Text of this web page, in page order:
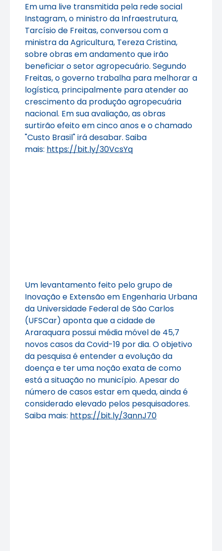
Em uma live transmitida pela rede social
Instagram, o ministro da Infraestrutura,
Tarcísio de Freitas, conversou com a
ministra da Agricultura, Tereza Cristina,
sobre obras em andamento que irão
beneficiar o setor agropecuário. Segundo
Freitas, o governo trabalha para melhorar a
logística, principalmente para atender ao
crescimento da produção agropecuária
nacional. Em sua avaliação, as obras
surtirão efeito em cinco anos e o chamado
"Custo Brasil" irá desabar. Saiba
mais: https://bit.ly/30VcsYq
Um levantamento feito pelo grupo de
Inovação e Extensão em Engenharia Urbana
da Universidade Federal de São Carlos
(UFSCar) aponta que a cidade de
Araraquara possui média móvel de 45,7
novos casos da Covid-19 por dia. O objetivo
da pesquisa é entender a evolução da
doença e ter uma noção exata de como
está a situação no município. Apesar do
número de casos estar em queda, ainda é
considerado elevado pelos pesquisadores.
Saiba mais: https://bit.ly/3annJ70